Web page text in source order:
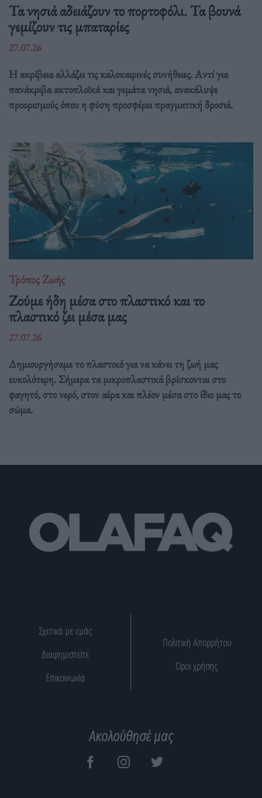
Τα νησιά αδειάζουν το πορτοφόλι. Τα βουνά
γεμίζουν τις μπαταρίες
27.07.26
Η ακρίβεια αλλάζει τις καλοκαιρινές συνήθειες. Αντί για
πανάκριβα ακτοπλοϊκά και γεμάτα νησιά, ανακάλυψε
προορισμούς όπου η φύση προσφέρει πραγματική δροσιά.
Τρόπος Ζωής
Ζούμε ήδη μέσα στο πλαστικό και το
πλαστικό ζει μέσα μας
27.07.26
Δημιουργήσαμε το πλαστικό για να κάνει τη ζωή μας
ευκολότερη. Σήμερα τα μικροπλαστικά βρίσκονται στο
φαγητό, στο νερό, στον αέρα και πλέον μέσα στο ίδιο μας το
σώμα.
Σχετικά με εμάς
Διαφημιστείτε
Επικοινωνία
Πολιτική Απορρήτου
Όροι χρήσης
Ακολούθησέ μας